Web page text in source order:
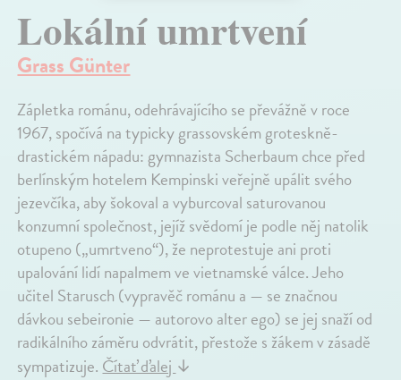
Lokální umrtvení
Grass Günter
Zápletka románu, odehrávajícího se převážně v roce
1967, spočívá na typicky grassovském groteskně-
drastickém nápadu: gymnazista Scherbaum chce před
berlínským hotelem Kempinski veřejně upálit svého
jezevčíka, aby šokoval a vyburcoval saturovanou
konzumní společnost, jejíž svědomí je podle něj natolik
otupeno („umrtveno“), že neprotestuje ani proti
upalování lidí napalmem ve vietnamské válce. Jeho
učitel Starusch (vypravěč románu a — se značnou
dávkou sebeironie — autorovo alter ego) se jej snaží od
radikálního záměru odvrátit, přestože s žákem v zásadě
sympatizuje. Čítať ďalej ↓